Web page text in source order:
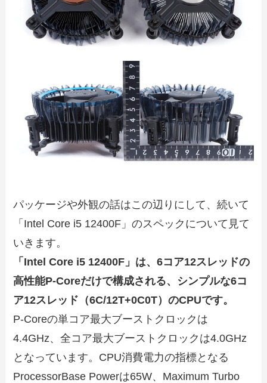
パッケージや外観の話はこの辺りにして、続いて
「Intel Core i5 12400F」のスペックについて見て
いきます。
「Intel Core i5 12400F」は、6コア12スレッドの
高性能P-Coreだけで構成される、シンプルな6コ
ア12スレッド（6C/12T+0C0T）のCPUです。
P-Coreの単コア最大ブーストクロックは
4.4GHz、全コア最大ブーストクロックは4.0GHz
となっています。CPU消費電力の指標となる
ProcessorBase Powerは65W、Maximum Turbo